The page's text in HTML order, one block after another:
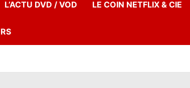
L’ACTU DVD / VOD LE COIN NETFLIX & CIE